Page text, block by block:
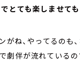
とても楽しませても
がね、やってるのも
伴が流れているの